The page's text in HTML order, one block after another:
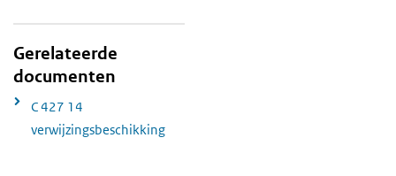
Gerelateerde
documenten
C 427 14
verwijzingsbeschikking